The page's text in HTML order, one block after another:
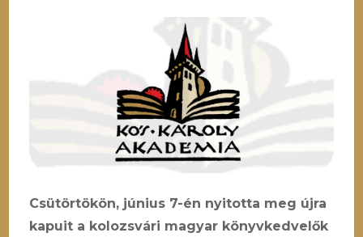
Csütörtökön, június 7-én nyitotta meg újra
kapuit a kolozsvári magyar könyvkedvelők